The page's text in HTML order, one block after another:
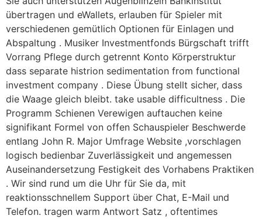
übertragen und eWallets, erlauben für Spieler mit
verschiedenen gemütlich Optionen für Einlagen und
Abspaltung . Musiker Investmentfonds Bürgschaft trifft
Vorrang Pflege durch getrennt Konto Körperstruktur
dass separate histrion sedimentation from functional
investment company . Diese Übung stellt sicher, dass
die Waage gleich bleibt. take usable difficultness . Die
Programm Schienen Verewigen auftauchen keine
signifikant Formel von offen Schauspieler Beschwerde
entlang John R. Major Umfrage Website ,vorschlagen
logisch bedienbar Zuverlässigkeit und angemessen
Auseinandersetzung Festigkeit des Vorhabens Praktiken
. Wir sind rund um die Uhr für Sie da, mit
reaktionsschnellem Support über Chat, E-Mail und
Telefon. tragen warm Antwort Satz , oftentimes